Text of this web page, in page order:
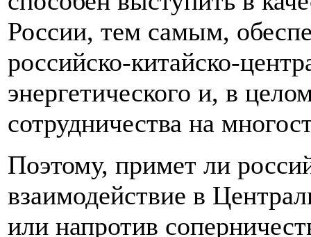
России, тем самым,
российско-китайско-
энергетического и, в
сотрудничества на
Поэтому, примет ли
взаимодействие в
или напротив